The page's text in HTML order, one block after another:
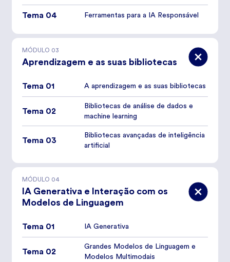
Tema 04 Ferramentas para a IA Responsável
MÓDULO 03
Aprendizagem e as suas bibliotecas
Tema 01 A aprendizagem e as suas bibliotecas
Tema 02
Bibliotecas de análise de dados e
machine learning
Tema 03
Bibliotecas avançadas de inteligência
artificial
MÓDULO 04
IA Generativa e Interação com os
Modelos de Linguagem
Tema 01 IA Generativa
Tema 02
Grandes Modelos de Linguagem e
Modelos Multimodais